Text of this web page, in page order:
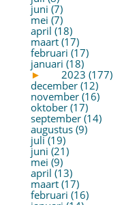
juni (7)
mei (7)
april (18)
maart (17)
februari (17)
januari (18)
►
2023 (177)
december (12)
november (16)
oktober (17)
september (14)
augustus (9)
juli (19)
juni (21)
mei (9)
april (13)
maart (17)
februari (16)